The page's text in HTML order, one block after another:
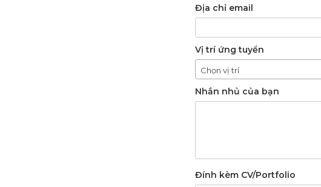
Địa chỉ email
Vị trí ứng tuyển
Chọn vị trí
Nhắn nhủ của bạn
Đính kèm CV/Portfolio